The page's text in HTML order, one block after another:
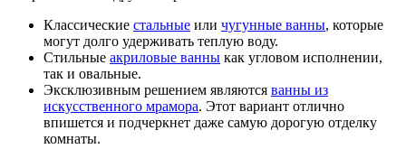
Классические стальные или чугунные ванны, которые
могут долго удерживать теплую воду.
Стильные акриловые ванны как угловом исполнении,
так и овальные.
Эксклюзивным решением являются ванны из
искусственного мрамора. Этот вариант отлично
впишется и подчеркнет даже самую дорогую отделку
комнаты.